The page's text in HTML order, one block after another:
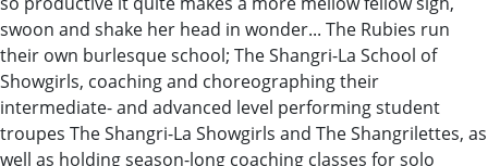
swoon and shake her head in wonder... The Rubies run
their own burlesque school; The Shangri-La School of
Showgirls, coaching and choreographing their
intermediate- and advanced level performing student
troupes The Shangri-La Showgirls and The Shangrilettes, as
well as holding season-long coaching classes for solo